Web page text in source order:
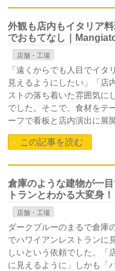
外観も店内もイタリア
でおもてなし｜
店舗・工場
「遠くからでも人目でイタ
見えるようにしたい」「店
ストの落ち着いた雰囲気に
でした。そこで、食材をテ
ーフで看板と店内演出に展
この記事を読む
倉庫のような建物が一
トランとわかる大変身
店舗・工場
ダークブルーのまるで倉庫
でハワイアンレストランに
しいという依頼でした。「
に見えるように」しかも「